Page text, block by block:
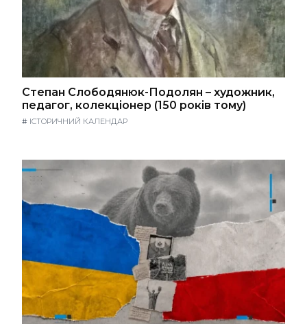
Степан Слободянюк-Подолян – художник,
педагог, колекціонер (150 років тому)
# ІСТОРИЧНИЙ КАЛЕНДАР